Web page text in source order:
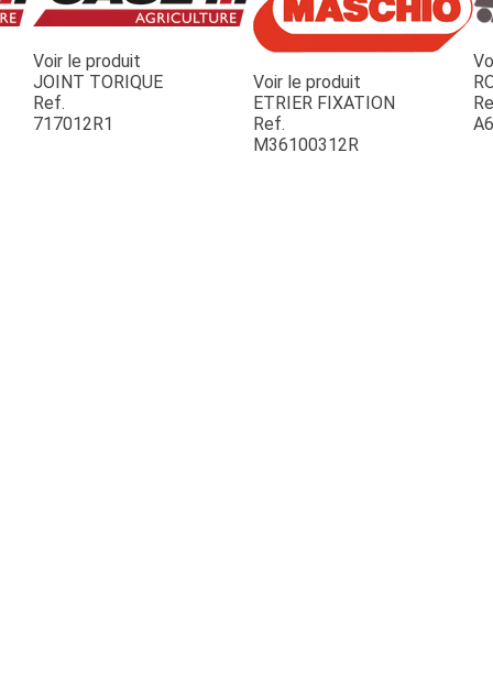
Voir le produit
JOINT TORIQUE
Ref.
717012R1
Voir le produit
ETRIER FIXATION
Ref.
M36100312R